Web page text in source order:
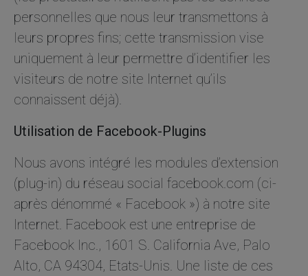
personnelles que nous leur transmettons à
leurs propres fins; cette transmission vise
uniquement à leur permettre d’identifier les
visiteurs de notre site Internet qu’ils
connaissent déjà).
Utilisation de Facebook-Plugins
Nous avons intégré les modules d’extension
(plug-in) du réseau social facebook.com (ci-
après dénommé « Facebook ») à notre site
Internet. Facebook est une entreprise de
Facebook Inc., 1601 S. California Ave, Palo
Alto, CA 94304, Etats-Unis. Une liste de ces